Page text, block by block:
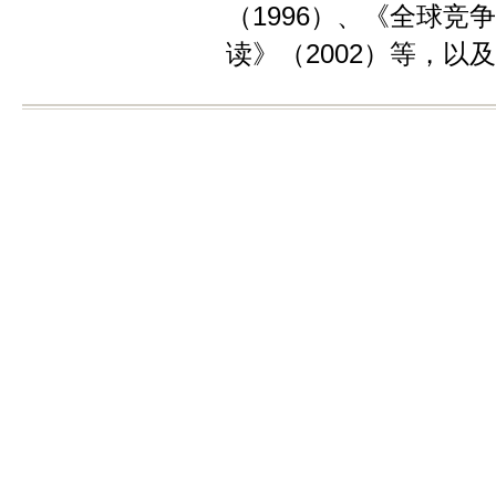
（1996）、《全球竞
读》（2002）等，以